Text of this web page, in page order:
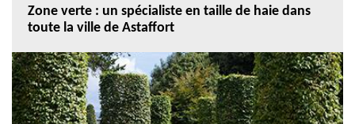
Zone verte : un spécialiste en taille de haie dans
toute la ville de Astaffort